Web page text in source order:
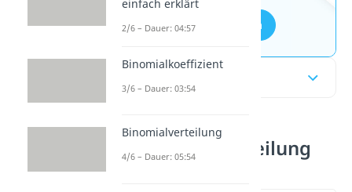
Aufgaben entdecken
Chi Quadrat Verteilung
einfach erklärt
einfach erklärt
2/6 – Dauer: 04:57
Binomialkoeffizient
3/6 – Dauer: 03:54
Binomialverteilung
4/6 – Dauer: 05:54